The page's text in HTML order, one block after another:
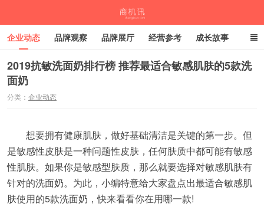
企业动态 品牌观察 品牌展厅 经营参考 成长故事
深度观察 伙伴计划
2019抗敏洗面奶排行榜 推荐最适合敏感肌肤的5款洗
面奶
分类： 企业动态
想要拥有健康肌肤，做好基础清洁是关键的第一步。但
是敏感性皮肤是一种问题性皮肤，任何肤质中都可能有敏感
性肌肤。如果你是敏感型肤质，那么就要选择对敏感肌肤有
针对的洗面奶。为此，小编特意给大家盘点出最适合敏感肌
肤使用的5款洗面奶，快来看看你在用哪一款!